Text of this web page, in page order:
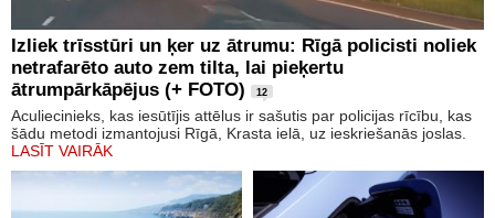
Izliek trīsstūri un ķer uz ātrumu: Rīgā policisti noliek
netrafarēto auto zem tilta, lai pieķertu
ātrumpārkāpējus (+ FOTO)
12
Aculiecinieks, kas iesūtījis attēlus ir sašutis par policijas rīcību, kas
šādu metodi izmantojusi Rīgā, Krasta ielā, uz ieskriešanās joslas.
LASĪT VAIRĀK